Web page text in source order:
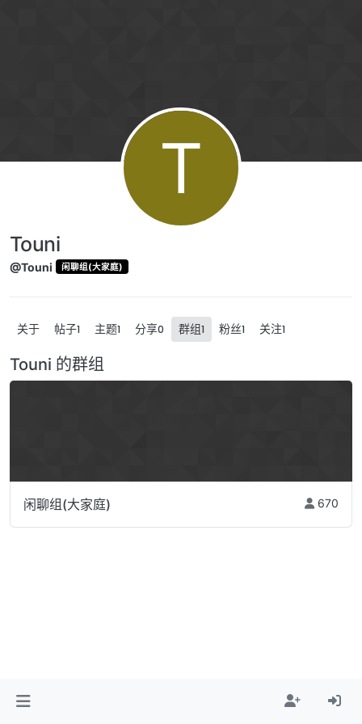
T
Touni
@Touni 闲聊组(大家庭)
关于 帖子1 主题1 分享0 群组1 粉丝1 关注1
Touni 的群组
闲聊组(大家庭) 670